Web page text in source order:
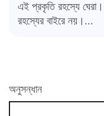
এই প্রকৃতি রহস্যে
রহস্যের বাইরে নয়।...
অনুসন্ধান